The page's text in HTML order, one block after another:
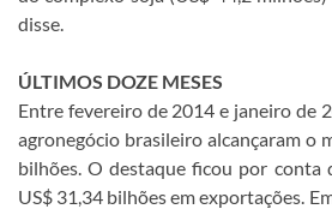
disse.
ÚLTIMOS DOZE MESES
Entre fevereiro de 2014 e janeiro de
agronegócio brasileiro alcançaram o
bilhões. O destaque ficou por conta
US$ 31,34 bilhões em exportações.